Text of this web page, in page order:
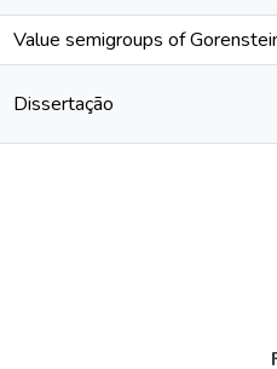
Value semigroups of
Dissertação